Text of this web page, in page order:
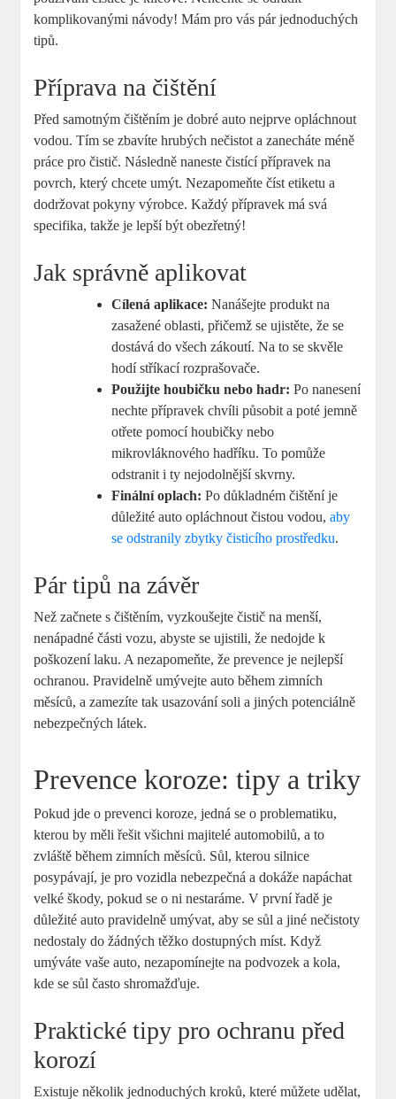
komplikovanými návody! Mám pro vás pár jednoduchých
tipů.
Příprava na čištění
Před samotným čištěním je dobré auto nejprve opláchnout
vodou. Tím se zbavíte hrubých nečistot a zanecháte méně
práce pro čistič. Následně naneste čistící přípravek na
povrch, který chcete umýt. Nezapomeňte číst etiketu a
dodržovat pokyny výrobce. Každý přípravek má svá
specifika, takže je lepší být obezřetný!
Jak správně aplikovat
Cílená aplikace: Nanášejte produkt na
zasažené oblasti, přičemž se ujistěte, že se
dostává do všech zákoutí. Na to se skvěle
hodí stříkací rozprašovače.
Použijte houbičku nebo hadr: Po nanesení
nechte přípravek chvíli působit a poté jemně
otřete pomocí houbičky nebo
mikrovláknového hadříku. To pomůže
odstranit i ty nejodolnější skvrny.
Finální oplach: Po důkladném čištění je
důležité auto opláchnout čistou vodou,aby
se odstranily zbytky čisticího prostředku.
Pár tipů na závěr
Než začnete s čištěním, vyzkoušejte čistič na menší,
nenápadné části vozu, abyste se ujistili, že nedojde k
poškození laku. A nezapomeňte, že prevence je nejlepší
ochranou. Pravidelně umývejte auto během zimních
měsíců, a zamezíte tak usazování soli a jiných potenciálně
nebezpečných látek.
Prevence koroze: tipy a triky
Pokud jde o prevenci koroze, jedná se o problematiku,
kterou by měli řešit všichni majitelé automobilů, a to
zvláště během zimních měsíců. Sůl, kterou silnice
posypávají, je pro vozidla nebezpečná a dokáže napáchat
velké škody, pokud se o ni nestaráme. V první řadě je
důležité auto pravidelně umývat, aby se sůl a jiné nečistoty
nedostaly do žádných těžko dostupných míst. Když
umýváte vaše auto, nezapomínejte na podvozek a kola,
kde se sůl často shromažďuje.
Praktické tipy pro ochranu před
korozí
Existuje několik jednoduchých kroků, které můžete udělat,